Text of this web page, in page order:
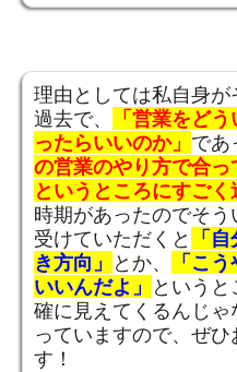
理由としては私自身が
過去で、
「営業をど
ったらいいのか」 であ
の営業のやり方で合っ
というところにすごく
時期があったのでそう
受けていただくと
「
き方向」
とか、
「こ
いいんだよ」
というと
確に見えてくるんじゃ
っていますので、ぜひ
す！